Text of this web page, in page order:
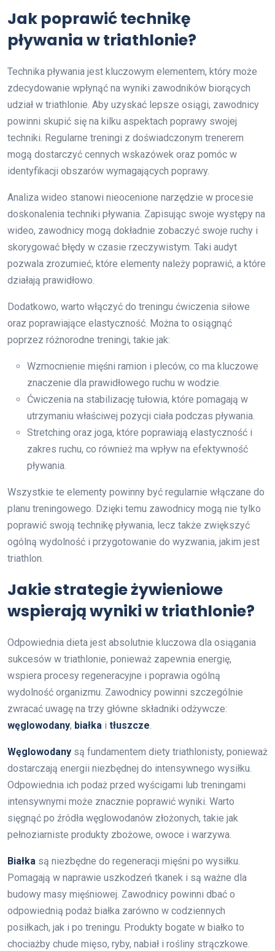
Jak poprawić technikę
pływania w triathlonie?
Technika pływania jest kluczowym elementem, który może
zdecydowanie wpłynąć na wyniki zawodników biorących
udział w triathlonie. Aby uzyskać lepsze osiągi, zawodnicy
powinni skupić się na kilku aspektach poprawy swojej
techniki. Regularne treningi z doświadczonym trenerem
mogą dostarczyć cennych wskazówek oraz pomóc w
identyfikacji obszarów wymagających poprawy.
Analiza wideo stanowi nieocenione narzędzie w procesie
doskonalenia techniki pływania. Zapisując swoje występy na
wideo, zawodnicy mogą dokładnie zobaczyć swoje ruchy i
skorygować błędy w czasie rzeczywistym. Taki audyt
pozwala zrozumieć, które elementy należy poprawić, a które
działają prawidłowo.
Dodatkowo, warto włączyć do treningu ćwiczenia siłowe
oraz poprawiające elastyczność. Można to osiągnąć
poprzez różnorodne treningi, takie jak:
Wzmocnienie mięśni ramion i pleców, co ma kluczowe
znaczenie dla prawidłowego ruchu w wodzie.
Ćwiczenia na stabilizację tułowia, które pomagają w
utrzymaniu właściwej pozycji ciała podczas pływania.
Stretching oraz joga, które poprawiają elastyczność i
zakres ruchu, co również ma wpływ na efektywność
pływania.
Wszystkie te elementy powinny być regularnie włączane do
planu treningowego. Dzięki temu zawodnicy mogą nie tylko
poprawić swoją technikę pływania, lecz także zwiększyć
ogólną wydolność i przygotowanie do wyzwania, jakim jest
triathlon.
Jakie strategie żywieniowe
wspierają wyniki w triathlonie?
Odpowiednia dieta jest absolutnie kluczowa dla osiągania
sukcesów w triathlonie, ponieważ zapewnia energię,
wspiera procesy regeneracyjne i poprawia ogólną
wydolność organizmu. Zawodnicy powinni szczególnie
zwracać uwagę na trzy główne składniki odżywcze:
węglowodany, białka i tłuszcze.
Węglowodany są fundamentem diety triathlonisty, ponieważ
dostarczają energii niezbędnej do intensywnego wysiłku.
Odpowiednia ich podaż przed wyścigami lub treningami
intensywnymi może znacznie poprawić wyniki. Warto
sięgnąć po źródła węglowodanów złożonych, takie jak
pełnoziarniste produkty zbożowe, owoce i warzywa.
Białka są niezbędne do regeneracji mięśni po wysiłku.
Pomagają w naprawie uszkodzeń tkanek i są ważne dla
budowy masy mięśniowej. Zawodnicy powinni dbać o
odpowiednią podaż białka zarówno w codziennych
posiłkach, jak i po treningu. Produkty bogate w białko to
chociażby chude mięso, ryby, nabiał i rośliny strączkowe.